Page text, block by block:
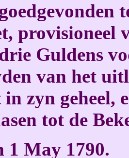
provisioneel
Guldens
van het
zyn geheel,
tot de
1 May 1790.